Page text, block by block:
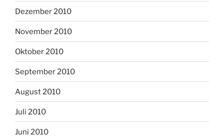
Dezember 2010
November 2010
Oktober 2010
September 2010
August 2010
Juli 2010
Juni 2010